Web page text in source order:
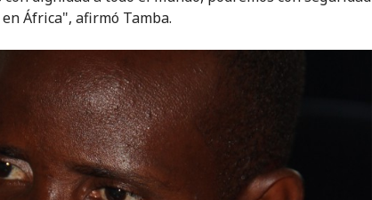
África", afirmó Tamba.